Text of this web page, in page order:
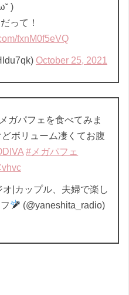
)
って！
fxnM0f5eVQ
October 25, 2021
ガパフェを食べてみま
ボリューム凄くてお腹
#メガパフェ
|カップル、夫婦で楽し
(@yaneshita_radio)